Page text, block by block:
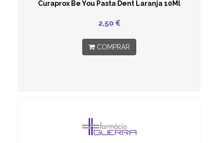
Curaprox Be You Pasta Dent Laranja 10Ml
2,50
COMPRAR